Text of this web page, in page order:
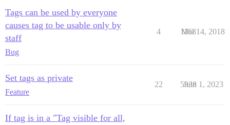
Tags can be used by everyone
causes tag to be usable only by
staff
Bug
4 1168
Mai 14, 2018
Set tags as private
Feature
22 5938
Juin 1, 2023
If tag is in a "Tag visible for all,